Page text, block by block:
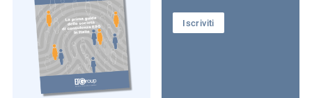
Iscriviti